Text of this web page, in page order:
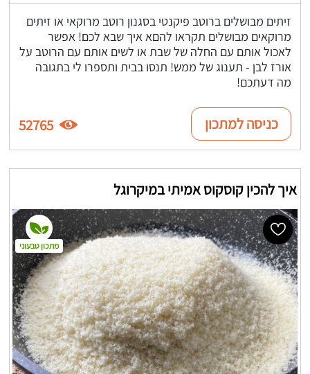
זיתים מבושלים ברוטב פיקנטי בסגנון רוטב מרוקאי או זיתים
מרוקאים מבושלים תקראו להםא איך שבא לכם! אפשר
לאכול אותם עם החלה של שבת או לשים אותם עם הרוטב על
אורז לבן - תענוג של ממש! תנסו בבית ותספרו לי בתגובה
מה דעתכם!
כניסה למתכון 52765
איך להכין קוסקוס אמיתי במיקרוגל
מתכון טבעוני